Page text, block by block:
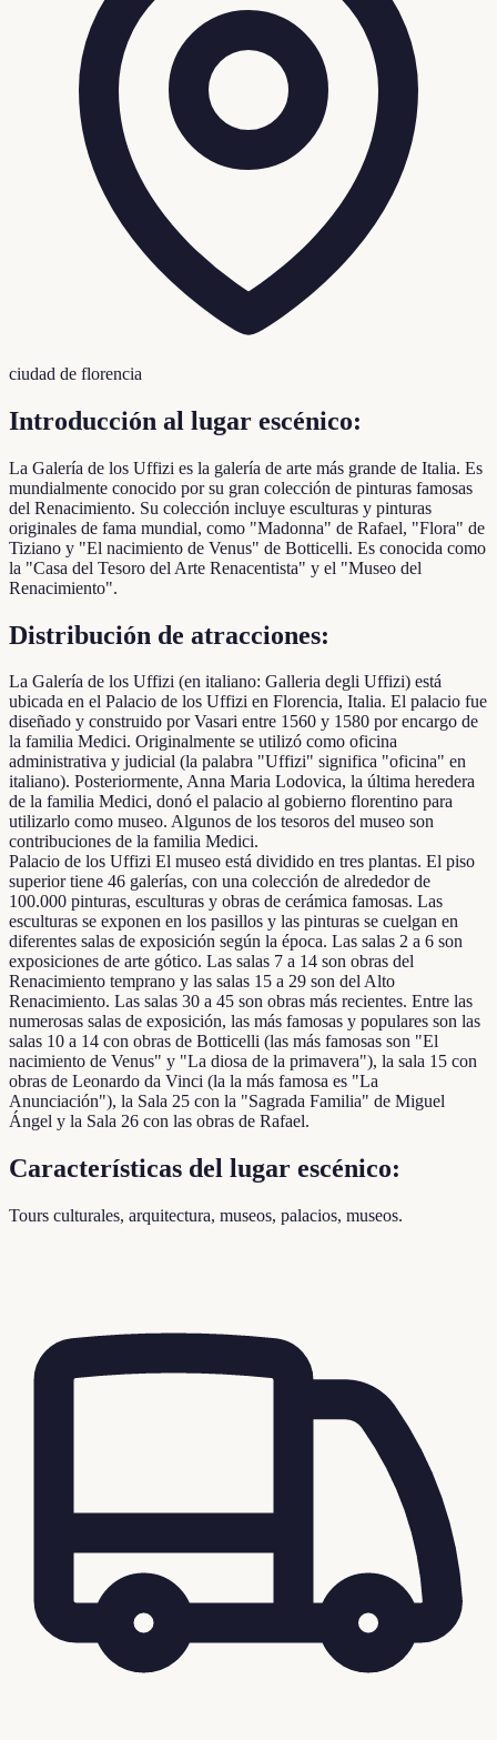
ciudad de florencia
Introducción al lugar escénico:
La Galería de los Uffizi es la galería de arte más grande de Italia. Es
mundialmente conocido por su gran colección de pinturas famosas
del Renacimiento. Su colección incluye esculturas y pinturas
originales de fama mundial, como "Madonna" de Rafael, "Flora" de
Tiziano y "El nacimiento de Venus" de Botticelli. Es conocida como
la "Casa del Tesoro del Arte Renacentista" y el "Museo del
Renacimiento".
Distribución de atracciones:
La Galería de los Uffizi (en italiano: Galleria degli Uffizi) está
ubicada en el Palacio de los Uffizi en Florencia, Italia. El palacio fue
diseñado y construido por Vasari entre 1560 y 1580 por encargo de
la familia Medici. Originalmente se utilizó como oficina
administrativa y judicial (la palabra "Uffizi" significa "oficina" en
italiano). Posteriormente, Anna Maria Lodovica, la última heredera
de la familia Medici, donó el palacio al gobierno florentino para
utilizarlo como museo. Algunos de los tesoros del museo son
contribuciones de la familia Medici.
Palacio de los Uffizi El museo está dividido en tres plantas. El piso
superior tiene 46 galerías, con una colección de alrededor de
100.000 pinturas, esculturas y obras de cerámica famosas. Las
esculturas se exponen en los pasillos y las pinturas se cuelgan en
diferentes salas de exposición según la época. Las salas 2 a 6 son
exposiciones de arte gótico. Las salas 7 a 14 son obras del
Renacimiento temprano y las salas 15 a 29 son del Alto
Renacimiento. Las salas 30 a 45 son obras más recientes. Entre las
numerosas salas de exposición, las más famosas y populares son las
salas 10 a 14 con obras de Botticelli (las más famosas son "El
nacimiento de Venus" y "La diosa de la primavera"), la sala 15 con
obras de Leonardo da Vinci (la la más famosa es "La
Anunciación"), la Sala 25 con la "Sagrada Familia" de Miguel
Ángel y la Sala 26 con las obras de Rafael.
Características del lugar escénico:
Tours culturales, arquitectura, museos, palacios, museos.